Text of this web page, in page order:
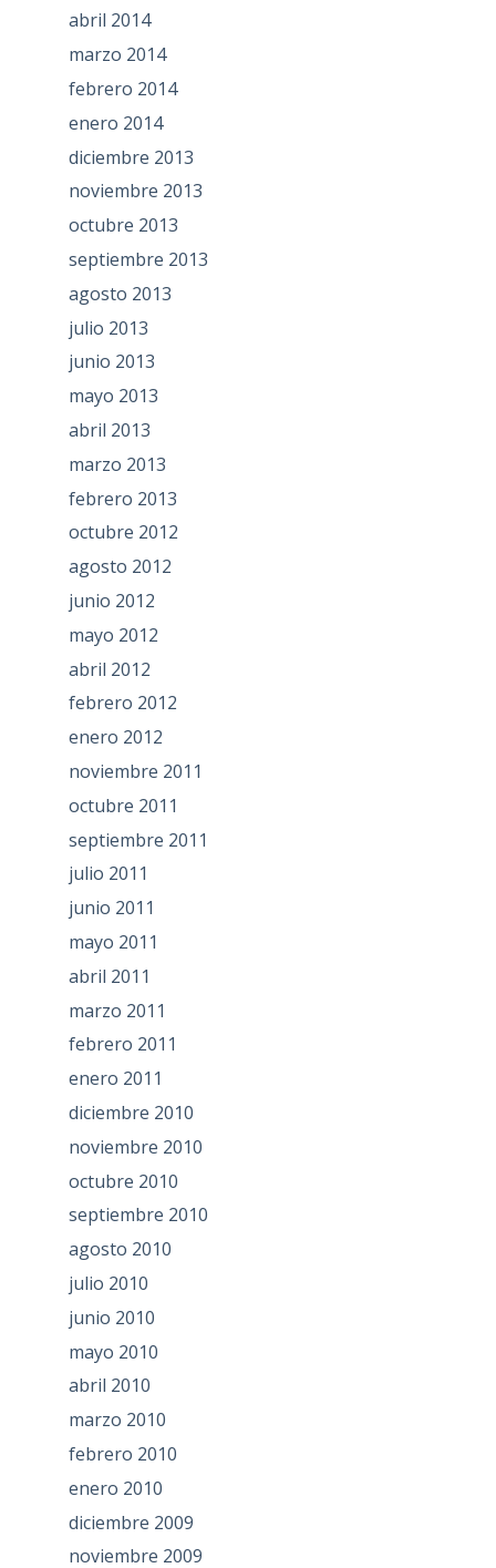
abril 2014
marzo 2014
febrero 2014
enero 2014
diciembre 2013
noviembre 2013
octubre 2013
septiembre 2013
agosto 2013
julio 2013
junio 2013
mayo 2013
abril 2013
marzo 2013
febrero 2013
octubre 2012
agosto 2012
junio 2012
mayo 2012
abril 2012
febrero 2012
enero 2012
noviembre 2011
octubre 2011
septiembre 2011
julio 2011
junio 2011
mayo 2011
abril 2011
marzo 2011
febrero 2011
enero 2011
diciembre 2010
noviembre 2010
octubre 2010
septiembre 2010
agosto 2010
julio 2010
junio 2010
mayo 2010
abril 2010
marzo 2010
febrero 2010
enero 2010
diciembre 2009
noviembre 2009